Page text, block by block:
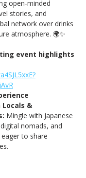
open-minded
stories, and
network over drinks
atmosphere. 🌍✨
event highlights
&
Mingle with Japanese
nomads, and
to share